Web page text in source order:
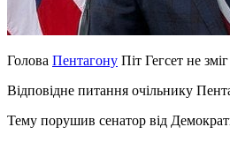
Голова Пентагону Піт Гегсет не
Відповідне питання очільнику
Тему порушив сенатор від